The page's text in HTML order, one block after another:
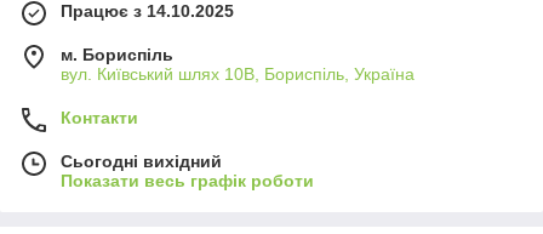
Працює з 14.10.2025
м. Бориспіль
вул. Київський шлях 10В, Бориспіль, Україна
Контакти
Сьогодні вихідний
Показати весь графік роботи